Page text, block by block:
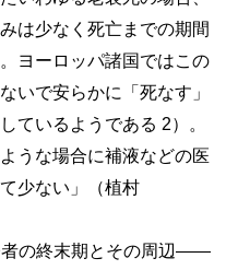
は少なく死亡までの期間
ヨーロッパ諸国ではこの
いで安らかに「死なす」
ているようである 2）。
うな場合に補液などの医
少ない」（植村
の終末期とその周辺――